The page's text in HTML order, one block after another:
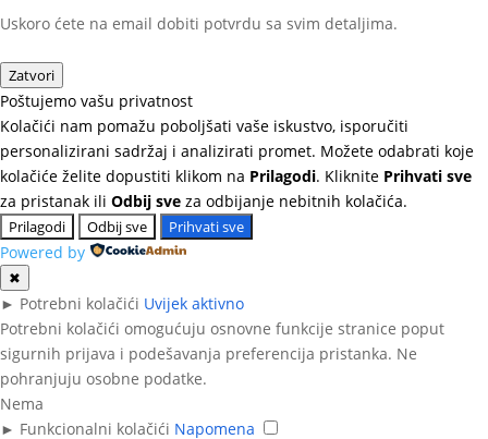
Uskoro ćete na email dobiti potvrdu sa svim detaljima.
Zatvori
Poštujemo vašu privatnost
Kolačići nam pomažu poboljšati vaše iskustvo, isporučiti
personalizirani sadržaj i analizirati promet. Možete odabrati koje
kolačiće želite dopustiti klikom na Prilagodi. Kliknite Prihvati sve
za pristanak ili Odbij sve za odbijanje nebitnih kolačića.
Prilagodi Odbij sve Prihvati sve
Powered by
✖
► Potrebni kolačići Uvijek aktivno
Potrebni kolačići omogućuju osnovne funkcije stranice poput
sigurnih prijava i podešavanja preferencija pristanka. Ne
pohranjuju osobne podatke.
Nema
► Funkcionalni kolačići Napomena